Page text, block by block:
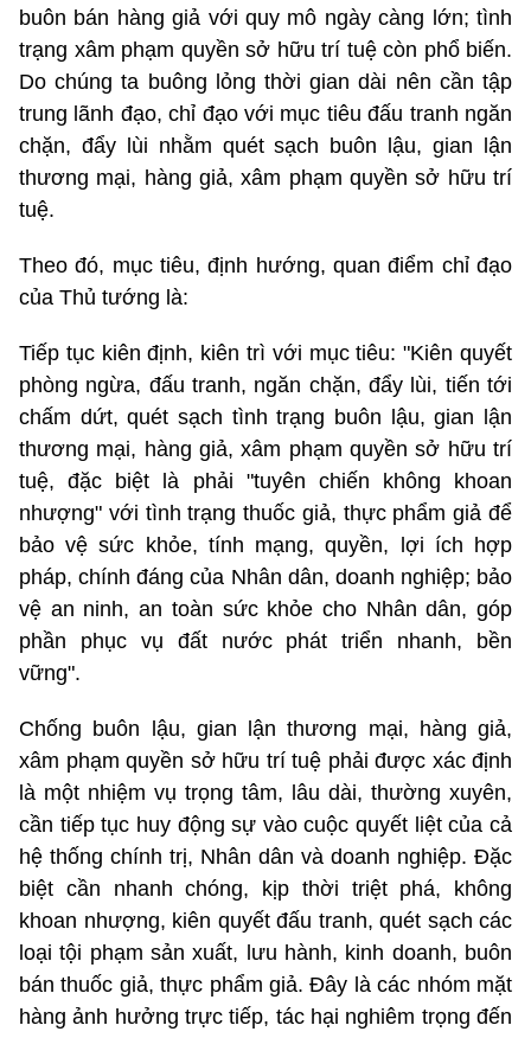
buôn bán hàng giả với quy mô ngày càng lớn; tình
trạng xâm phạm quyền sở hữu trí tuệ còn phổ biến.
Do chúng ta buông lỏng thời gian dài nên cần tập
trung lãnh đạo, chỉ đạo với mục tiêu đấu tranh ngăn
chặn, đẩy lùi nhằm quét sạch buôn lậu, gian lận
thương mại, hàng giả, xâm phạm quyền sở hữu trí
tuệ.
Theo đó, mục tiêu, định hướng, quan điểm chỉ đạo
của Thủ tướng là:
Tiếp tục kiên định, kiên trì với mục tiêu: "Kiên quyết
phòng ngừa, đấu tranh, ngăn chặn, đẩy lùi, tiến tới
chấm dứt, quét sạch tình trạng buôn lậu, gian lận
thương mại, hàng giả, xâm phạm quyền sở hữu trí
tuệ, đặc biệt là phải "tuyên chiến không khoan
nhượng" với tình trạng thuốc giả, thực phẩm giả để
bảo vệ sức khỏe, tính mạng, quyền, lợi ích hợp
pháp, chính đáng của Nhân dân, doanh nghiệp; bảo
vệ an ninh, an toàn sức khỏe cho Nhân dân, góp
phần phục vụ đất nước phát triển nhanh, bền
vững".
Chống buôn lậu, gian lận thương mại, hàng giả,
xâm phạm quyền sở hữu trí tuệ phải được xác định
là một nhiệm vụ trọng tâm, lâu dài, thường xuyên,
cần tiếp tục huy động sự vào cuộc quyết liệt của cả
hệ thống chính trị, Nhân dân và doanh nghiệp. Đặc
biệt cần nhanh chóng, kịp thời triệt phá, không
khoan nhượng, kiên quyết đấu tranh, quét sạch các
loại tội phạm sản xuất, lưu hành, kinh doanh, buôn
bán thuốc giả, thực phẩm giả. Đây là các nhóm mặt
hàng ảnh hưởng trực tiếp, tác hại nghiêm trọng đến